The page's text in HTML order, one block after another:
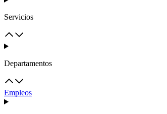
Servicios
Departamentos
Empleos